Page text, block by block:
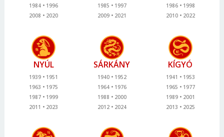
1984
1996
2008
2020
1985
1997
2009
2021
1986
1998
2010
2022
NYÚL
1939
1951
1963
1975
1987
1999
2011
2023
SÁRKÁNY
1940
1952
1964
1976
1988
2000
2012
2024
KÍGYÓ
1941
1953
1965
1977
1989
2001
2013
2025